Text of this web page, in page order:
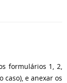
formulários 1, 2,
caso), e anexar os